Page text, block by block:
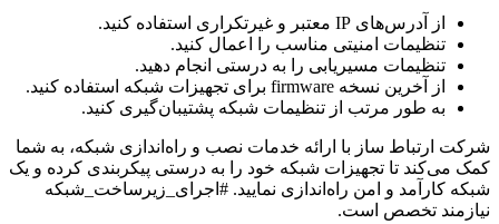
از آدرس‌های IP معتبر و غیرتکراری استفاده کنید.
تنظیمات امنیتی مناسب را اعمال کنید.
تنظیمات مسیریابی را به درستی انجام دهید.
از آخرین نسخه firmware برای تجهیزات شبکه استفاده کنید.
به طور مرتب از تنظیمات شبکه پشتیبان‌گیری کنید.
شرکت ارتباط ساز با ارائه خدمات نصب و راه‌اندازی شبکه، به شما
کمک می‌کند تا تجهیزات شبکه خود را به درستی پیکربندی کرده و یک
شبکه کارآمد و امن راه‌اندازی نمایید. #اجرای_زیرساخت_شبکه
نیازمند تخصص است.